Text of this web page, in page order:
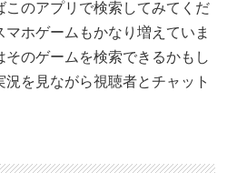
このアプリで検索してみてくだ
ホゲームもかなり増えていま
のゲームを検索できるかもし
を見ながら視聴者とチャット